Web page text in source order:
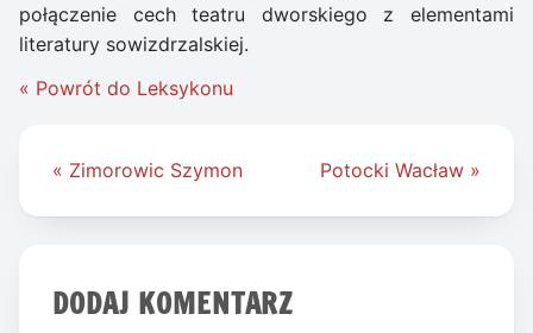
połączenie cech teatru dworskiego z elementami
literatury sowizdrzalskiej.
« Powrót do Leksykonu
Nawigacja
« Zimorowic Szymon Potocki Wacław »
DODAJ KOMENTARZ